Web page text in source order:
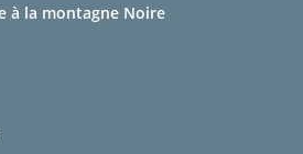
à la montagne Noire